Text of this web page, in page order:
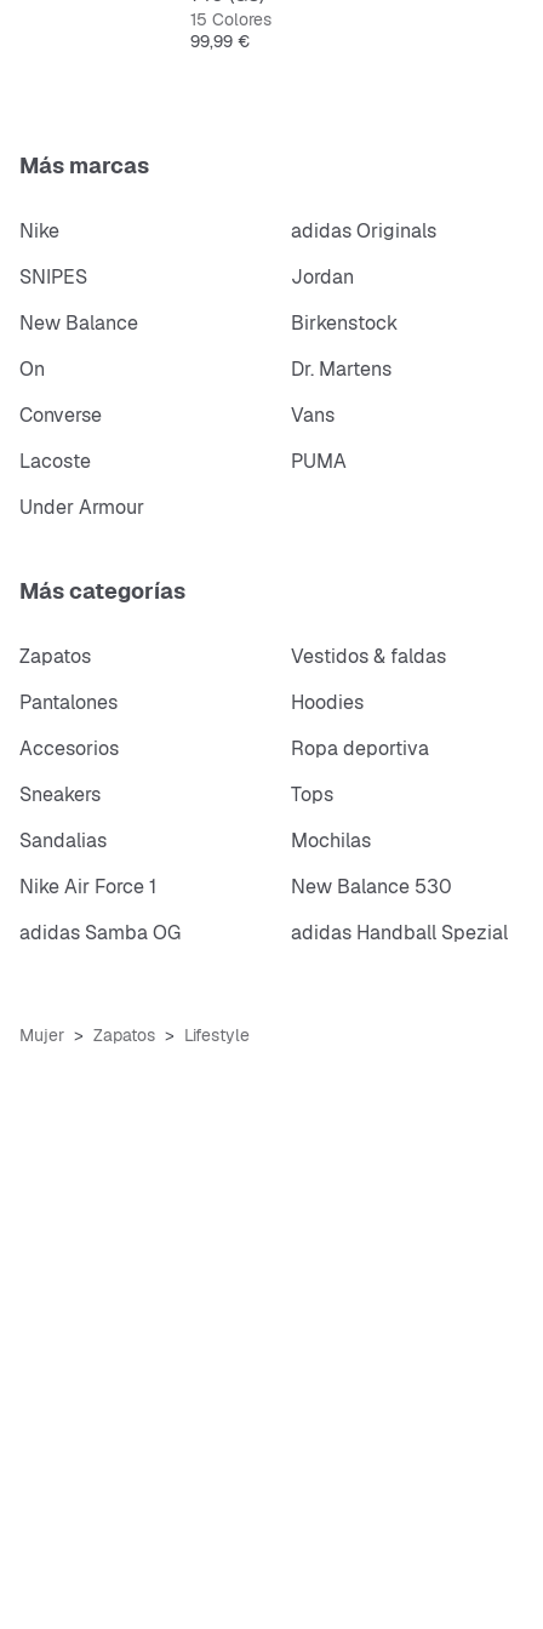
Flexibles y duraderas
15 Colores
Precio
99,99 €
Más marcas
Nike
adidas Originals
SNIPES
Jordan
New Balance
Birkenstock
On
Dr. Martens
Converse
Vans
Lacoste
PUMA
Under Armour
Más categorías
Zapatos
Vestidos & faldas
Pantalones
Hoodies
Accesorios
Ropa deportiva
Sneakers
Tops
Sandalias
Mochilas
Nike Air Force 1
New Balance 530
adidas Samba OG
adidas Handball Spezial
Mujer Zapatos Lifestyle